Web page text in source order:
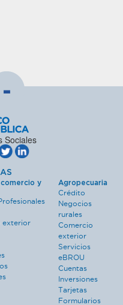
-
Sociales
comercio y
exterior
Agropecuaria
Crédito
Negocios
rurales
Comercio
exterior
Servicios
eBROU
Cuentas
Inversiones
Tarjetas
Formularios